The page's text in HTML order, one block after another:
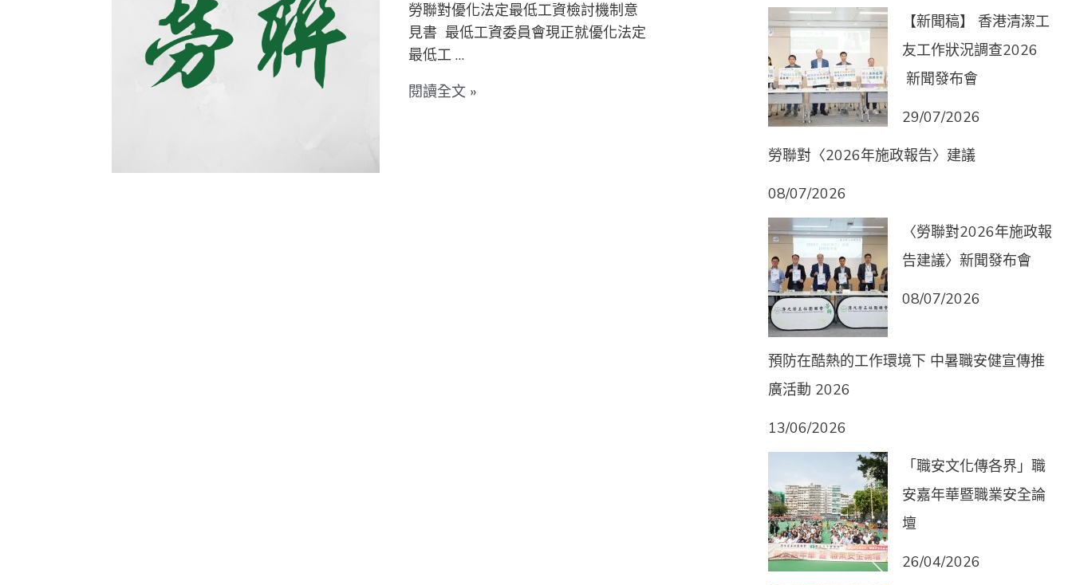
勞聯對優化法定最低工資檢討機制意
見書 最低工資委員會現正就優化法定
最低工 …
低
工
資
檢
閱讀全文 »
【新聞稿】 香港清潔工
友工作狀況調查2026
新聞發布會
29/07/2026
勞聯對〈2026年施政報告〉建議
08/07/2026
〈勞聯對2026年施政報
告建議〉新聞發布會
08/07/2026
預防在酷熱的工作環境下 中暑職安健宣傳推
廣活動 2026
13/06/2026
「職安文化傳各界」職
安嘉年華暨職業安全論
壇
26/04/2026